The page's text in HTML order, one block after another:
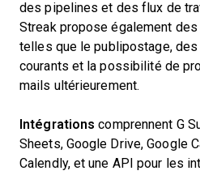
des pipelines et des flux de
Streak propose également
telles que le publipostage,
courants et la possibilité de
mails ultérieurement.
Intégrations comprennent G
Sheets, Google Drive, Google
Calendly, et une API pour les